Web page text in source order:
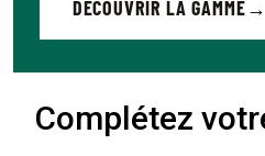
DÉCOUVRIR LA GAMME
Complétez